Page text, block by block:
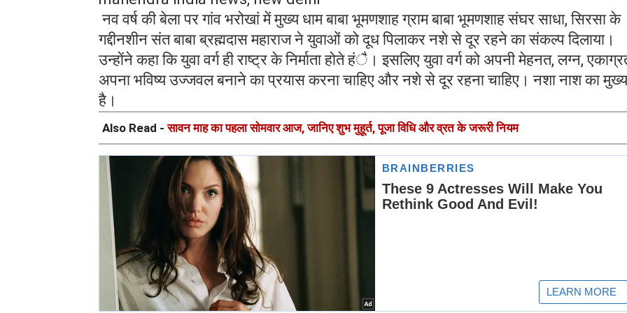
नव वर्ष की बेला पर गांव भरोखां में मुख्य धाम बाबा भूमणशाह ग्राम बाबा भूमणशाह संघर साधा, सिरसा के
गद्दीनशीन संत बाबा ब्रह्मदास महाराज ने युवाओं को दूध पिलाकर नशे से दूर रहने का संकल्प दिलाया।
उन्होंने कहा कि युवा वर्ग ही राष्ट्र के निर्माता होते हंै। इसलिए युवा वर्ग को अपनी मेहनत, लग्न,
अपना भविष्य उज्जवल बनाने का प्रयास करना चाहिए और नशे से दूर रहना चाहिए। नशा नाश का मुख्य
है।
Also Read -सावन माह का पहला सोमवार आज, जानिए शुभ मुहूर्त, पूजा विधि और व्रत के जरूरी नियम